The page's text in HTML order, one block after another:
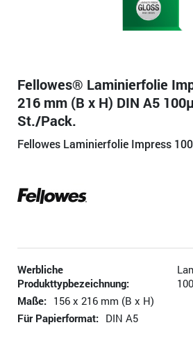
Fellowes® Laminierfolie
216 mm (B x H) DIN A5
St./Pack.
Fellowes Laminierfolie Impress
Werbliche
Produkttypbezeichnung:
100
Maße: 156 x 216 mm (B x H)
Für Papierformat: DIN A5